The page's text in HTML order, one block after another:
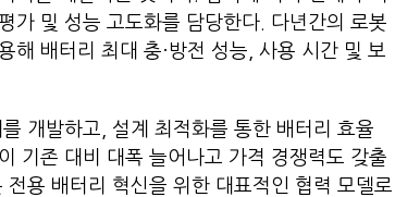
가 및 성능 고도화를 담당한다. 다년간의 로봇
해 배터리 최대 충·방전 성능, 사용 시간 및 보
개발하고, 설계 최적화를 통한 배터리 효율
기존 대비 대폭 늘어나고 가격 경쟁력도 갖출
용 배터리 혁신을 위한 대표적인 협력 모델로